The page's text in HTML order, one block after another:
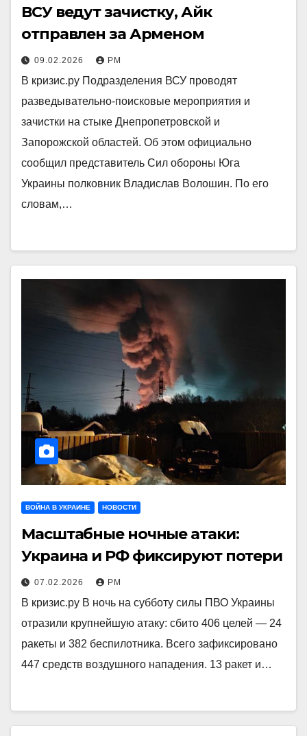
ВСУ ведут зачистку, Айк
отправлен за Арменом
09.02.2026 РМ
В кризис.ру Подразделения ВСУ проводят
разведывательно-поисковые мероприятия и
зачистки на стыке Днепропетровской и
Запорожской областей. Об этом официально
сообщил представитель Сил обороны Юга
Украины полковник Владислав Волошин. По его
словам,…
ВОЙНА В УКРАИНЕ НОВОСТИ
Масштабные ночные атаки:
Украина и РФ фиксируют потери
07.02.2026 РМ
В кризис.ру В ночь на субботу силы ПВО Украины
отразили крупнейшую атаку: сбито 406 целей — 24
ракеты и 382 беспилотника. Всего зафиксировано
447 средств воздушного нападения. 13 ракет и…